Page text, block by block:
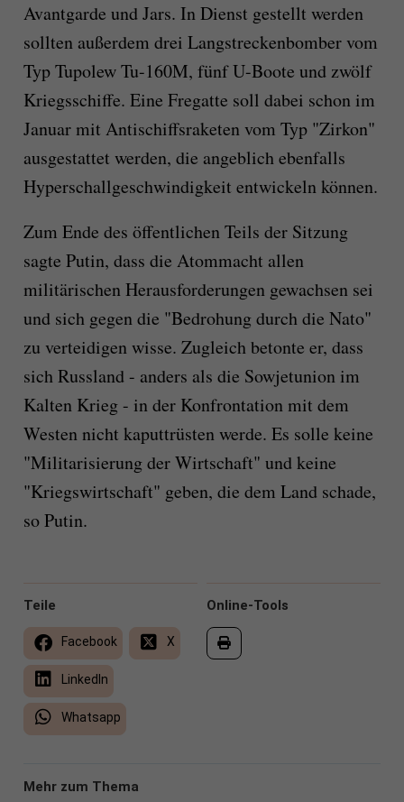
Avantgarde und Jars. In Dienst gestellt werden
sollten außerdem drei Langstreckenbomber vom
Typ Tupolew Tu-160M, fünf U-Boote und zwölf
Kriegsschiffe. Eine Fregatte soll dabei schon im
Januar mit Antischiffsraketen vom Typ "Zirkon"
ausgestattet werden, die angeblich ebenfalls
Hyperschallgeschwindigkeit entwickeln können.
Zum Ende des öffentlichen Teils der Sitzung
sagte Putin, dass die Atommacht allen
militärischen Herausforderungen gewachsen sei
und sich gegen die "Bedrohung durch die Nato"
zu verteidigen wisse. Zugleich betonte er, dass
sich Russland - anders als die Sowjetunion im
Kalten Krieg - in der Konfrontation mit dem
Westen nicht kaputtrüsten werde. Es solle keine
"Militarisierung der Wirtschaft" und keine
"Kriegswirtschaft" geben, die dem Land schade,
so Putin.
Online-Tools
Teile
Facebook X
LinkedIn
Whatsapp
Mehr zum Thema